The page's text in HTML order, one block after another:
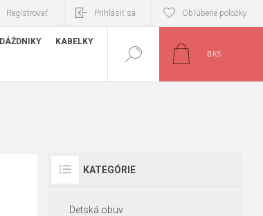
Registrovať Prihlásiť sa Obľúbené položky
DÁŽDNIKY KABELKY
0 KS
KATEGÓRIE
Detská obuv